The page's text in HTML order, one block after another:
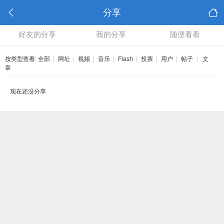
分享
好友的分享 我的分享 随便看看
按类型查看: 全部 网址 视频 音乐 Flash 投票 用户 帖子
文
章
现在还没分享